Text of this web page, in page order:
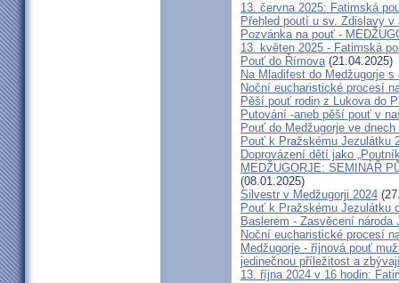
13. června 2025: Fatimská
Přehled poutí u sv. Zdislavy
Pozvánka na pouť -
13. květen 2025 - Fatimská
Pouť do Římova(21.04.2025)
Na Mladifest do Medžugorje s
Noční eucharistické procesí
Pěší pouť rodin z Lukova do
Putování -aneb pěší pouť v
Pouť do Medžugorje ve
Pouť k Pražskému Jezulátku
Doprovázení dětí jako
MEDŽUGORJE: SEMINÁŘ
(08.01.2025)
Silvestr v Medžugorji 2024
Pouť k Pražskému Jezulátku
Baslerem - Zasvěcení národa
Noční eucharistické procesí
Medžugorje - říjnová pouť
jedinečnou příležitost a
13. října 2024 v 16 hodin: